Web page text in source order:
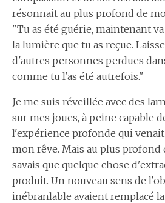
résonnait au plus profond de
"Tu as été guérie, maintenant
la lumière que tu as reçue.
d'autres personnes perdues
comme tu l'as été autrefois."
Je me suis réveillée avec des
sur mes joues, à peine capable
l'expérience profonde qui
mon rêve. Mais au plus
savais que quelque chose
produit. Un nouveau sens de
inébranlable avaient remplacé